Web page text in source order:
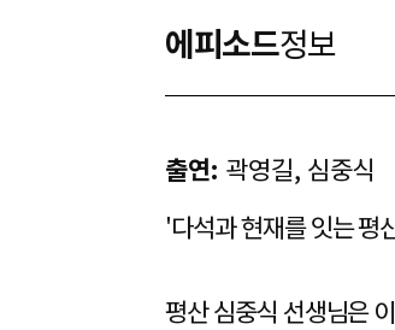
에피소드정보
출연: 곽영길, 심중식
'다석과 현재를 잇는 평
평산 심중식 선생님은